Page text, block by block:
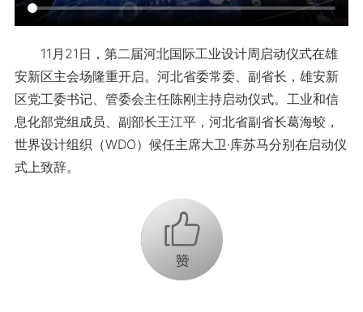
11月21日，第二届河北国际工业设计周启动仪式在雄
安新区主会场隆重开启。河北省委常委、副省长，雄安新
区党工委书记、管委会主任陈刚主持启动仪式。工业和信
息化部党组成员、副部长王江平，河北省副省长葛海蛟，
世界设计组织（WDO）候任主席大卫·库苏马分别在启动仪
式上致辞。
+1